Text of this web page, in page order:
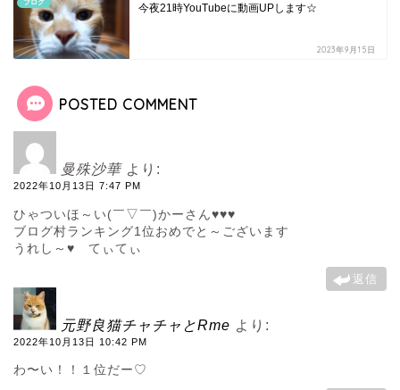
ブログ 今夜21時YouTubeに動画UPします☆
2023年9月15日
POSTED COMMENT
曼殊沙華 より:
2022年10月13日 7:47 PM
ひゃついほ～い(￣▽￣)かーさん♥♥♥
ブログ村ランキング1位おめでと～ございます
うれし～♥ てぃてぃ
返信
元野良猫チャチャとRme より:
2022年10月13日 10:42 PM
わ〜い！！１位だー♡